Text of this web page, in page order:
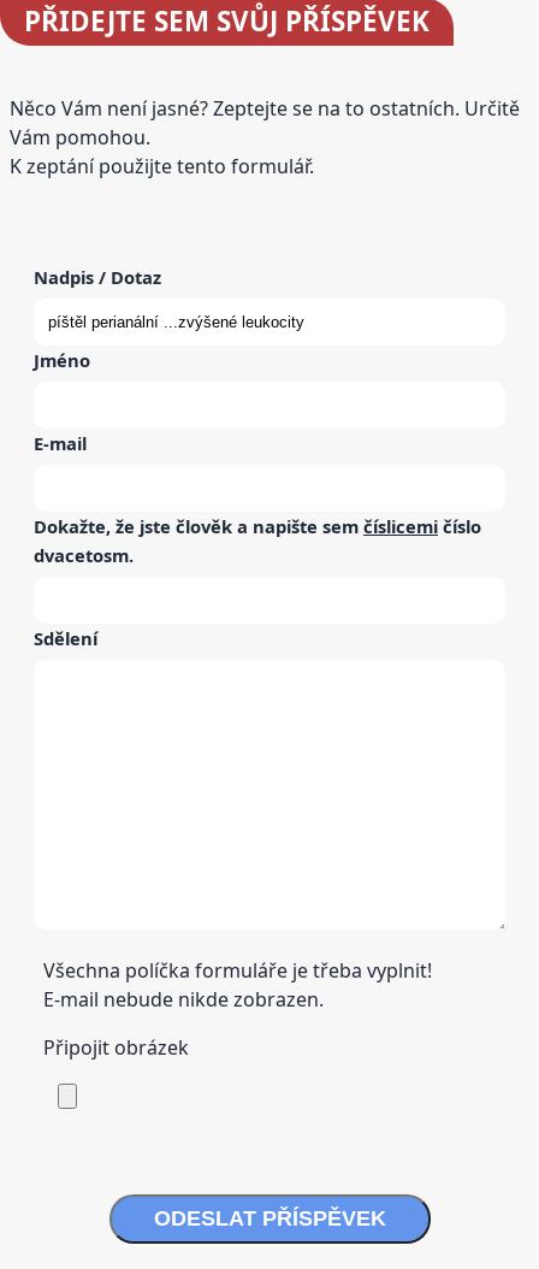
PŘIDEJTE SEM SVŮJ PŘÍSPĚVEK
Něco Vám není jasné? Zeptejte se na to ostatních. Určitě
Vám pomohou.
K zeptání použijte tento formulář.
Nadpis / Dotaz
Jméno
E-mail
Dokažte, že jste člověk a napište sem číslicemi číslo
dvacetosm.
Sdělení
Všechna políčka formuláře je třeba vyplnit!
E-mail nebude nikde zobrazen.
Připojit obrázek
ODESLAT PŘÍSPĚVEK